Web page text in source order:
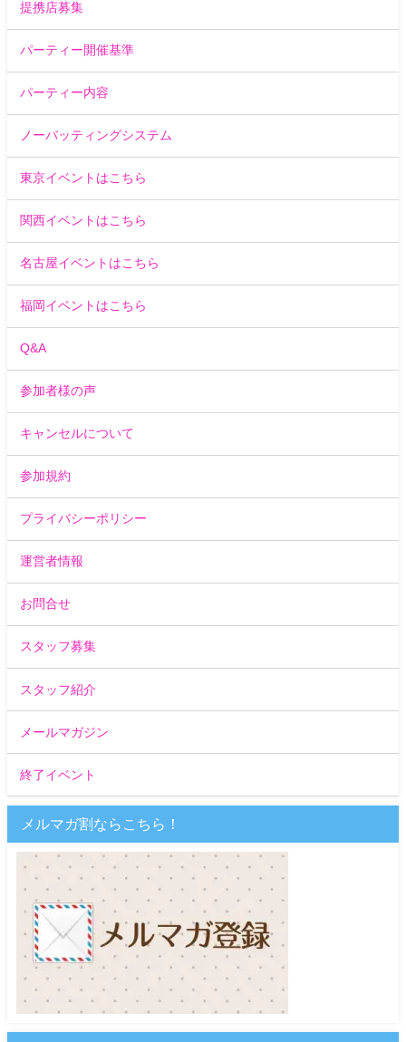
提携店募集
パーティー開催基準
パーティー内容
ノーバッティングシステム
東京イベントはこちら
関西イベントはこちら
名古屋イベントはこちら
福岡イベントはこちら
Q&A
参加者様の声
キャンセルについて
参加規約
プライバシーポリシー
運営者情報
お問合せ
スタッフ募集
スタッフ紹介
メールマガジン
終了イベント
メルマガ割ならこちら！